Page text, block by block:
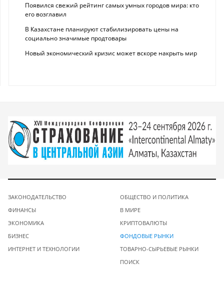
Появился свежий рейтинг самых умных городов мира: кто
его возглавил
В Казахстане планируют стабилизировать цены на
социально значимые продтовары
Новый экономический кризис может вскоре накрыть мир
ЗАКОНОДАТЕЛЬСТВО
ФИНАНСЫ
ЭКОНОМИКА
БИЗНЕС
ИНТЕРНЕТ И ТЕХНОЛОГИИ
ОБЩЕСТВО И ПОЛИТИКА
В МИРЕ
КРИПТОВАЛЮТЫ
ФОНДОВЫЕ РЫНКИ
ТОВАРНО-СЫРЬЕВЫЕ РЫНКИ
ПОИСК